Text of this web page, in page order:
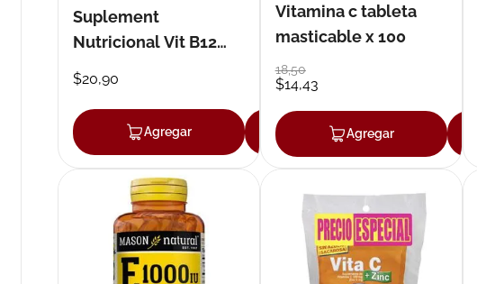
Suplement
Nutricional Vit B12
Tabx30gx100
$20,90
Agregar Agregar
Vitamina c tableta
masticable x 100
18,50
$14,43
Agregar